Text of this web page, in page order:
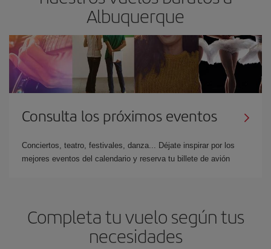
Albuquerque
Consulta los próximos eventos
Conciertos, teatro, festivales, danza... Déjate inspirar por los
mejores eventos del calendario y reserva tu billete de avión
Completa tu vuelo según tus
necesidades